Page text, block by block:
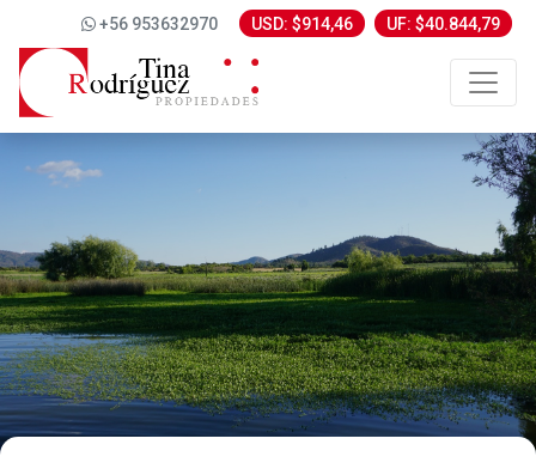
+56 953632970 USD: $914,46 UF: $40.844,79